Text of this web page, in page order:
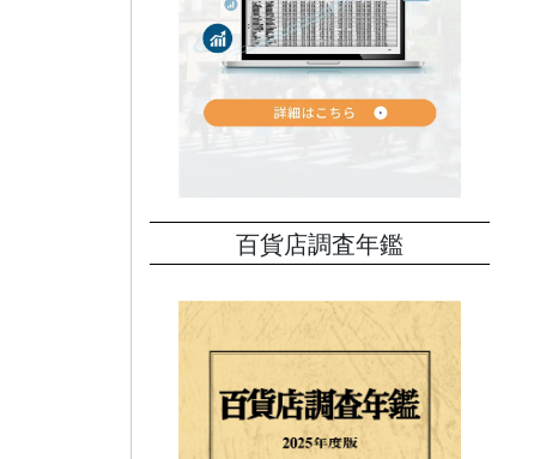
百貨店調査年鑑